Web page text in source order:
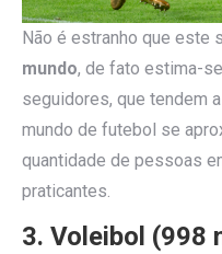
Não é estranho que este
mundo, de fato estima-
seguidores, que tendem
mundo de futebol se
quantidade de pessoas
praticantes.
3. Voleibol (998